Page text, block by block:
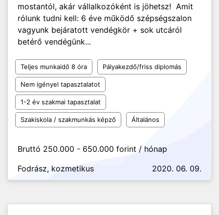
mostantól, akár vállalkozóként is jöhetsz! Amit
rólunk tudni kell: 6 éve működő szépségszalon
vagyunk bejáratott vendégkör + sok utcáról
betérő vendégünk...
Teljes munkaidő 8 óra Pályakezdő/friss diplomás
Nem igényel tapasztalatot
1-2 év szakmai tapasztalat
Szakiskola / szakmunkás képző Általános
Bruttó 250.000 - 650.000 forint / hónap
Fodrász, kozmetikus
2020. 06. 09.